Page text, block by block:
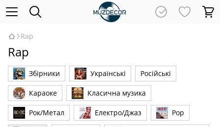
Rap
Rap
Збірники Українські Російські
Караоке Класична музика
Рок/Метал Електро/Джаз Pop